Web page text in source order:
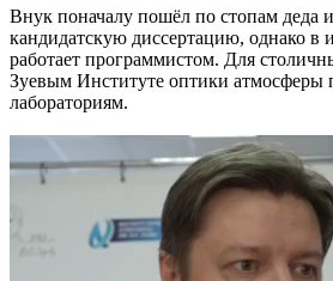
Внук поначалу пошёл по стопам деда
кандидатскую диссертацию, однако в
работает программистом. Для
Зуевым Институте оптики атмосферы
лабораториям.